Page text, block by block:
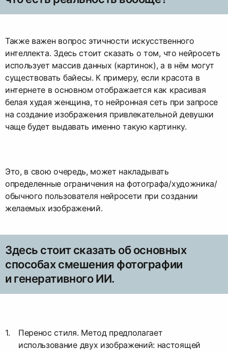
Также важен вопрос этичности искусственного
интеллекта. Здесь стоит сказать о том, что нейросеть
использует массив данных (картинок), а в нём могут
существовать байесы. К примеру, если красота в
интернете в основном отображается как красивая
белая худая женщина, то нейронная сеть при запросе
на создание изображения привлекательной девушки
чаще будет выдавать именно такую картинку.
Это, в свою очередь, может накладывать
определенные ограничения на фотографа/художника/
обычного пользователя нейросети при создании
желаемых изображений.
Здесь стоит сказать об основных
способах смешения фотографии
и генеративного ИИ.
Перенос стиля. Метод предполагает
использование двух изображений: настоящей